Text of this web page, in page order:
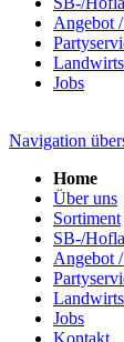
Angebot
Jobs
Navigation
Home
Über uns
Sortiment
SB-/
Angebot
Jobs
Kontakt